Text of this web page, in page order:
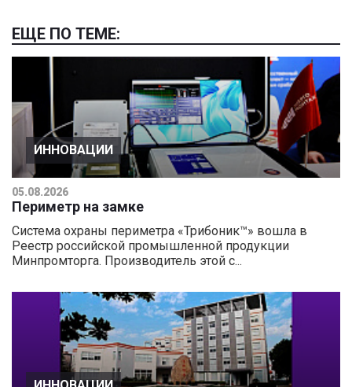
ЕЩЕ ПО ТЕМЕ:
ИННОВАЦИИ
05.08.2026
Периметр на замке
Система охраны периметра «Трибоник™» вошла в
Реестр российской промышленной продукции
Минпромторга. Производитель этой с...